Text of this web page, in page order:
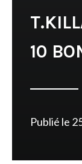
10
Publié le